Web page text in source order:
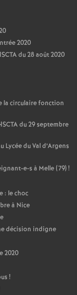
2020
du 28 août 2020
la circulaire fonction
du 29 septembre
Lycée du Val d’Argens
e-s à Melle (79)!
: le choc
à Nice
décision indigne
2020
!